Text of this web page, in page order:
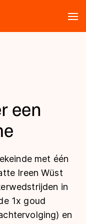
een
met één
Ireen Wüst
in
1x goud
en